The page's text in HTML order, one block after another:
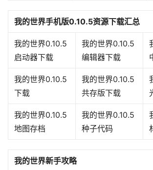
我的世界手机版0.10.5资源下载汇总
我的世界0.10.5
启动器下载
我的世界0.10.5
编辑器下载
我的世界0.10.5
下载
我的世界0.10.5
共存版下载
我的世界0.10.5
地图存档
我的世界0.10.5
种子代码
我的世界新手攻略